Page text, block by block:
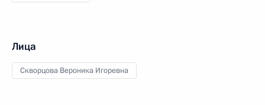
Лица
Скворцова Вероника Игоревна